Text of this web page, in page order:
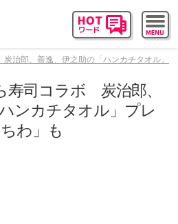
治郎、善逸、伊之助の「ハンカチタオル」
寿司コラボ 炭治郎、
ンカチタオル」プレ
わ」も